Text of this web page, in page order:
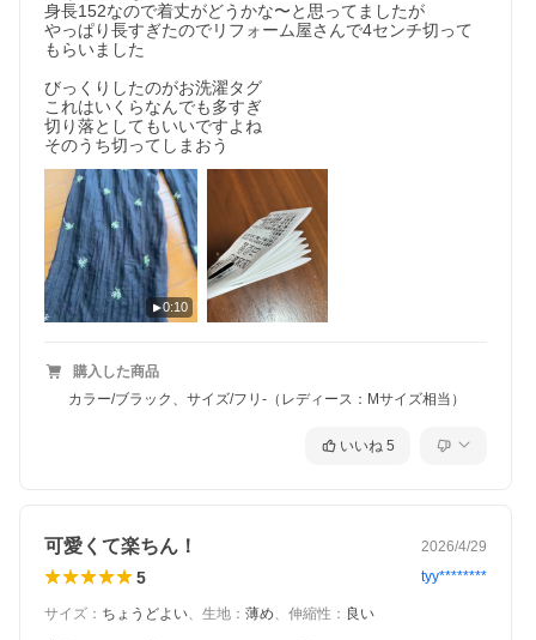
身長152なので着丈がどうかな〜と思ってましたが
やっぱり長すぎたのでリフォーム屋さんで4センチ切って
もらいました
びっくりしたのがお洗濯タグ
これはいくらなんでも多すぎ
切り落としてもいいですよね
そのうち切ってしまおう
0:10
購入した商品
カラー/ブラック、サイズ/フリ-（レディース：Mサイズ相当）
いいね 5
可愛くて楽ちん！ 2026/4/29
5 tyy********
サイズ ： ちょうどよい、 生地 ： 薄め、 伸縮性 ： 良い